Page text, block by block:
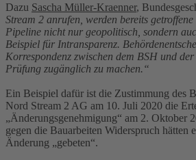
Dazu Sascha Müller-Kraenner,
Stream 2 anrufen, werden bereits
Pipeline nicht nur geopolitisch, sondern
Beispiel für Intransparenz.
Korrespondenz zwischen dem BSH und
Prüfung zugänglich zu machen.“
Ein Beispiel dafür ist die Zustimmung des
Nord Stream 2 AG am 10. Juli 2020 die
„Änderungsgenehmigung“ am 2. Oktober
gegen die Bauarbeiten Widerspruch
Änderung „gebeten“.